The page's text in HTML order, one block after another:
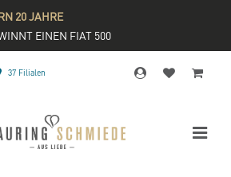
20 JAHRE
EINEN FIAT 500
37 Filialen